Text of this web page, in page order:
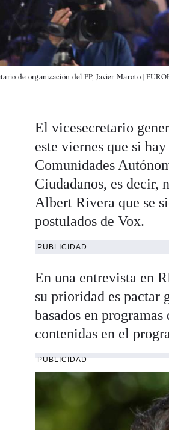
de organización del PP, Javier Maroto |
El vicesecretario
este viernes que si
Comunidades
Ciudadanos, es decir,
Albert Rivera que se
postulados de Vox.
PUBLICIDAD
En una entrevista en
su prioridad es pactar
basados en
contenidas en el
PUBLICIDAD